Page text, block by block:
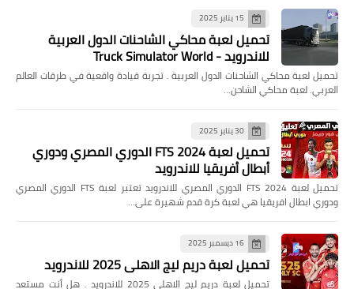
15 يناير 2025
تحميل لعبة محاكي الشاحنات الدول العربية
للاندرويد - Truck Simulator World
تحميل لعبة محاكي الشاحنات الدول العربية . تجربة قيادة واقعية في طرقات العالم
العربي. لعبة محاكي الشاحن…
30 يناير 2025
تحميل لعبة FTS 2024 الدوري المصري ودوري
أبطال أفريقيا للاندرويد
تحميل لعبة FTS 2024 الدوري المصري للاندرويد تعتبر لعبة FTS الدوري المصري
ودوري ابطال افريقيا هي لعبة كرة قدم شهيرة على…
16 ديسمبر 2025
تحميل لعبة دريم ليج الاهلي 2025 للاندرويد
تحميل لعبة دريم ليج الاهلي 2025 للاندرويد . هل أنت مستعد